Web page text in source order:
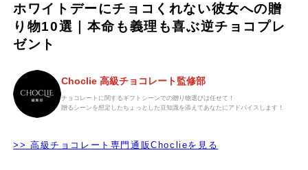
ホワイトデーにチョコくれない彼女への贈
り物10選｜本命も義理も喜ぶ逆チョコプレ
ゼント
Choclie 高級チョコレート監修部
チョコレートに関するギフトシーンでの贈り物選びは任せて！
贈るシーンを想定したちょっとした豆知識を添えてあなたにアドバイスします！
>> 高級チョコレート専門通販Choclieを見る